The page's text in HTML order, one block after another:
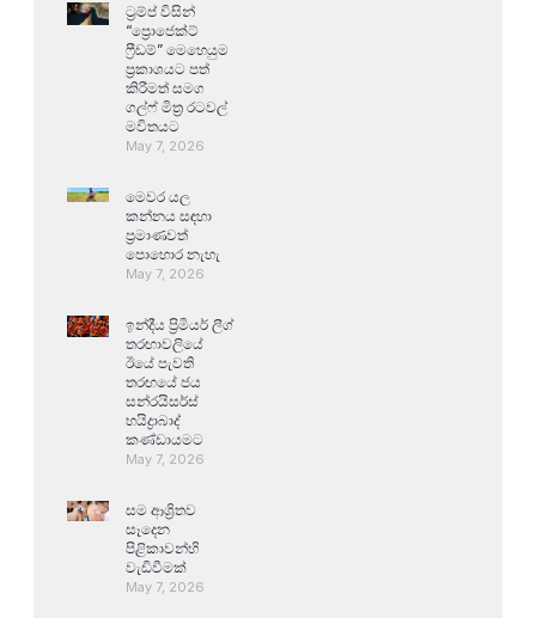
ට්‍රම්ප් විසින්
“ප්‍රොජෙක්ට්
ෆ්‍රීඩම්” මෙහෙයුම
ප්‍රකාශයට පත්
කිරීමත් සමග
ගල්ෆ් මිත්‍ර රටවල්
මවිතයට
May 7, 2026
මෙවර යල
කන්නය සඳහා
ප්‍රමාණවත්
පොහොර නැහැ
May 7, 2026
ඉන්දීය ප්‍රිමියර් ලීග්
තරඟාවලියේ
ඊයේ පැවති
තරඟයේ ජය
සන්රයිසර්ස්
හයිද්‍රාබාද්
කණ්ඩායමට
May 7, 2026
සම ආශ්‍රිතව
සෑදෙන
පිළිකාවන්හි
වැඩිවීමක්
May 7, 2026